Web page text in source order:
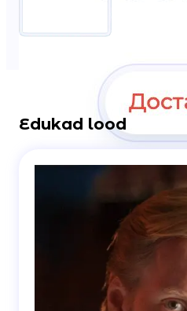
Edukad lood